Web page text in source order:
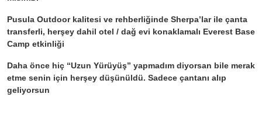
Pusula Outdoor kalitesi ve rehberliğinde Sherpa’lar ile çanta
transferli, herşey dahil otel / dağ evi konaklamalı Everest Base
Camp etkinliği
Daha önce hiç “Uzun Yürüyüş” yapmadım diyorsan bile merak
etme senin için herşey düşünüldü. Sadece çantanı alıp
geliyorsun